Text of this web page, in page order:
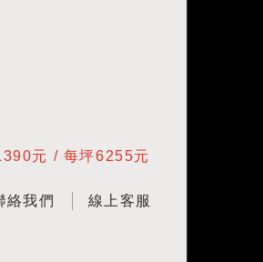
元 / 每坪6255元
絡我們 線上客服